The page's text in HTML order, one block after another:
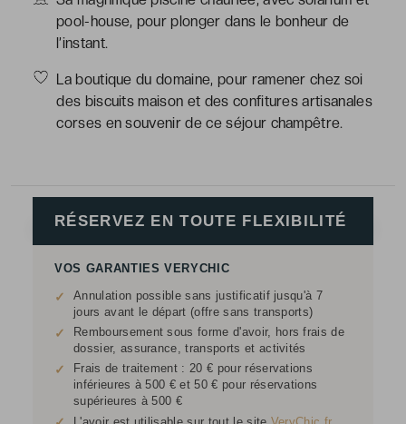
pool-house, pour plonger dans le bonheur de
l’instant.
La boutique du domaine, pour ramener chez soi
des biscuits maison et des confitures artisanales
corses en souvenir de ce séjour champêtre.
RÉSERVEZ EN TOUTE FLEXIBILITÉ
VOS GARANTIES VERYCHIC
✓
Annulation possible sans justificatif jusqu'à 7
jours avant le départ (offre sans transports)
✓
Remboursement sous forme d'avoir, hors frais de
dossier, assurance, transports et activités
✓
Frais de traitement : 20 € pour réservations
inférieures à 500 € et 50 € pour réservations
supérieures à 500 €